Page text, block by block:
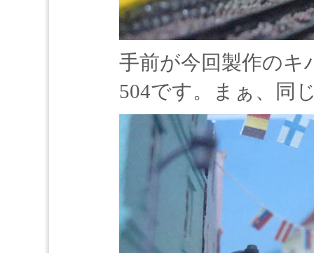
手前が今回製作のキ
504です。まぁ、同